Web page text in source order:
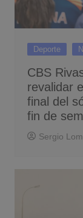
Deporte
CBS
revalidar
final del
fin de
Sergio